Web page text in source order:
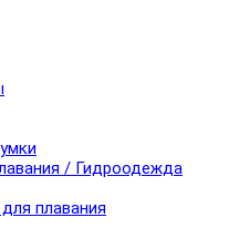
/ Гидроодежда
плавания